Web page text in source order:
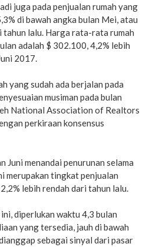
juga pada penjualan rumah yang
di bawah angka bulan Mei, atau
lalu. Harga rata-rata rumah
adalah $ 302.100, 4,2% lebih
2017.
yang sudah ada berjalan pada
musiman pada bulan
National Association of Realtors
perkiraan konsensus
Juni menandai penurunan selama
tingkat penjualan
lebih rendah dari tahun lalu.
diperlukan waktu 4,3 bulan
yang tersedia, jauh di bawah
sebagai sinyal dari pasar